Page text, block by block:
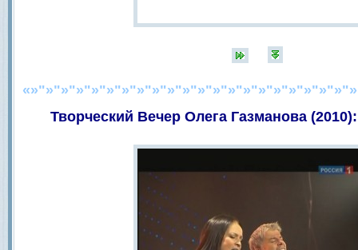
Творческий Вечер Олега Газманова